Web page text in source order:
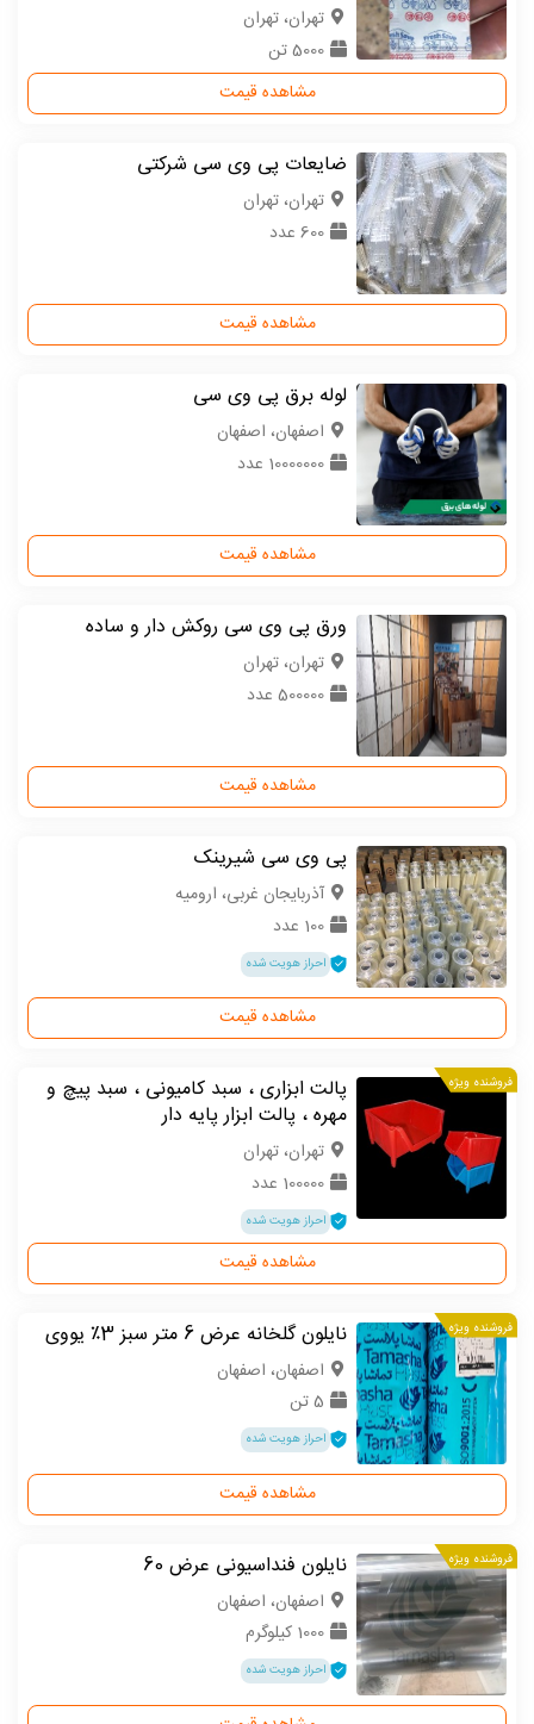
تهران، تهران
5000 تن
مشاهده قیمت
ضایعات پی وی سی شرکتی
تهران، تهران
600 عدد
مشاهده قیمت
لوله برق پی وی سی
اصفهان، اصفهان
10000000 عدد
مشاهده قیمت
ورق پی وی سی روکش دار و ساده
تهران، تهران
500000 عدد
مشاهده قیمت
پی وی سی شیرینک
آذربایجان غربی، ارومیه
100 عدد
احراز هویت شده
مشاهده قیمت
فروشنده ویژه
پالت ابزاری ، سبد کامیونی ، سبد پیچ و
مهره ، پالت ابزار پایه دار
تهران، تهران
100000 عدد
احراز هویت شده
مشاهده قیمت
فروشنده ویژه نایلون گلخانه عرض 6 متر سبز 3٪ یووی
اصفهان، اصفهان
5 تن
احراز هویت شده
مشاهده قیمت
فروشنده ویژه نایلون فنداسیونی عرض 60
اصفهان، اصفهان
1000 کیلوگرم
احراز هویت شده